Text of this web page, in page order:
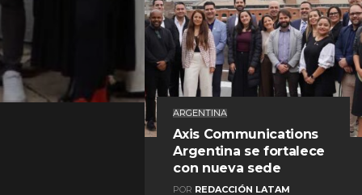
ARGENTINA
Axis Communications
Argentina se fortalece
con nueva sede
POR REDACCIÓN LATAM